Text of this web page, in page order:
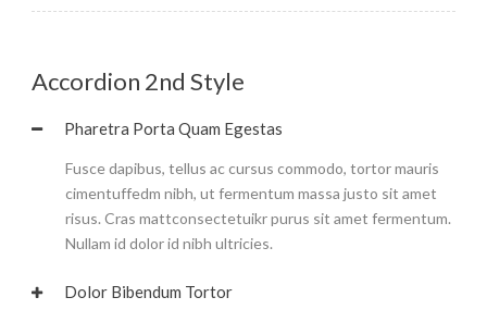
Accordion 2nd Style
Pharetra Porta Quam Egestas
Fusce dapibus, tellus ac cursus commodo, tortor mauris
cimentuffedm nibh, ut fermentum massa justo sit amet
risus. Cras mattconsectetuikr purus sit amet fermentum.
Nullam id dolor id nibh ultricies.
Dolor Bibendum Tortor